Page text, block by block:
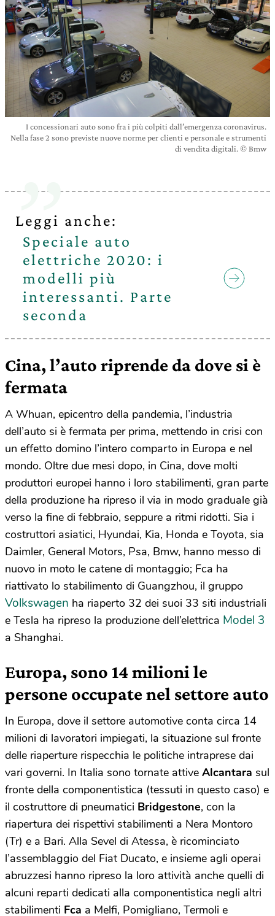
I concessionari auto sono fra i più colpiti dall’emergenza coronavirus.
Nella fase 2 sono previste nuove norme per clienti e personale e strumenti
di vendita digitali. © Bmw
Leggi anche:
Speciale auto
elettriche 2020: i
modelli più
interessanti. Parte
seconda
Cina, l’auto riprende da dove si è
fermata
A Whuan, epicentro della pandemia, l’industria
dell’auto si è fermata per prima, mettendo in crisi con
un effetto domino l’intero comparto in Europa e nel
mondo. Oltre due mesi dopo, in Cina, dove molti
produttori europei hanno i loro stabilimenti, gran parte
della produzione ha ripreso il via in modo graduale già
verso la fine di febbraio, seppure a ritmi ridotti. Sia i
costruttori asiatici, Hyundai, Kia, Honda e Toyota, sia
Daimler, General Motors, Psa, Bmw, hanno messo di
nuovo in moto le catene di montaggio; Fca ha
riattivato lo stabilimento di Guangzhou, il gruppo
Volkswagen ha riaperto 32 dei suoi 33 siti industriali
e Tesla ha ripreso la produzione dell’elettrica Model 3
a Shanghai.
Europa, sono 14 milioni le
persone occupate nel settore auto
In Europa, dove il settore automotive conta circa 14
milioni di lavoratori impiegati, la situazione sul fronte
delle riaperture rispecchia le politiche intraprese dai
vari governi. In Italia sono tornate attive Alcantara sul
fronte della componentistica (tessuti in questo caso) e
il costruttore di pneumatici Bridgestone, con la
riapertura dei rispettivi stabilimenti a Nera Montoro
(Tr) e a Bari. Alla Sevel di Atessa, è ricominciato
l’assemblaggio del Fiat Ducato, e insieme agli operai
abruzzesi hanno ripreso la loro attività anche quelli di
alcuni reparti dedicati alla componentistica negli altri
stabilimenti Fca a Melfi, Pomigliano, Termoli e